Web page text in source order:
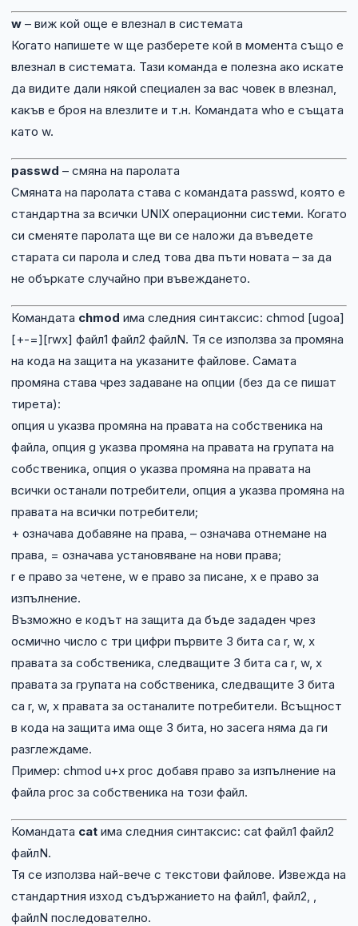
w – виж кой още е влезнал в системата
Когато напишете w ще разберете кой в момента също е
влезнал в системата. Тази команда е полезна ако искате
да видите дали някой специален за вас човек в влезнал,
какъв е броя на влезлите и т.н. Командата who е същата
като w.
passwd – смяна на паролата
Смяната на паролата става с командата passwd, която е
стандартна за всички UNIX операционни системи. Когато
си сменяте паролата ще ви се наложи да въведете
старата си парола и след това два пъти новата – за да
не объркате случайно при въвеждането.
Командата chmod има следния синтаксис: chmod [ugoa]
[+-=][rwx] файл1 файл2 файлN. Тя се използва за промяна
на кода на защита на указаните файлове. Самата
промяна става чрез задаване на опции (без да се пишат
тирета):
опция u указва промяна на правата на собственика на
файла, опция g указва промяна на правата на групата на
собственика, опция o указва промяна на правата на
всички останали потребители, опция a указва промяна на
правата на всички потребители;
+ означава добавяне на права, – означава отнемане на
права, = означава установяване на нови права;
r е право за четене, w е право за писане, x е право за
изпълнение.
Възможно е кодът на защита да бъде зададен чрез
осмично число с три цифри първите 3 бита са r, w, x
правата за собственика, следващите 3 бита са r, w, x
правата за групата на собственика, следващите 3 бита
са r, w, x правата за останалите потребители. Всъщност
в кода на защита има още 3 бита, но засега няма да ги
разглеждаме.
Пример: chmod u+x proc добавя право за изпълнение на
файла proc за собственика на този файл.
Командата cat има следния синтаксис: cat файл1 файл2
файлN.
Тя се използва най-вече с текстови файлове. Извежда на
стандартния изход съдържанието на файл1, файл2, ,
файлN последователно.